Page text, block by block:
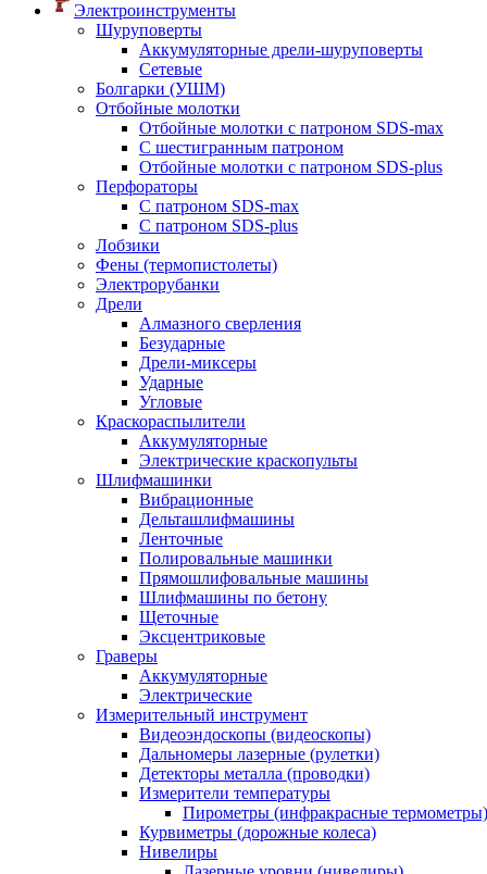
Электроинструменты
Шуруповерты
Аккумуляторные дрели-шуруповерты
Сетевые
Болгарки (УШМ)
Отбойные молотки
Отбойные молотки с патроном SDS-max
С шестигранным патроном
Отбойные молотки с патроном SDS-plus
Перфораторы
С патроном SDS-max
С патроном SDS-plus
Лобзики
Фены (термопистолеты)
Электрорубанки
Дрели
Алмазного сверления
Безударные
Дрели-миксеры
Ударные
Угловые
Краскораспылители
Аккумуляторные
Электрические краскопульты
Шлифмашинки
Вибрационные
Дельташлифмашины
Ленточные
Полировальные машинки
Прямошлифовальные машины
Шлифмашины по бетону
Щеточные
Эксцентриковые
Граверы
Аккумуляторные
Электрические
Измерительный инструмент
Видеоэндоскопы (видеоскопы)
Дальномеры лазерные (рулетки)
Детекторы металла (проводки)
Измерители температуры
Пирометры (инфракрасные термометры)
Курвиметры (дорожные колеса)
Нивелиры